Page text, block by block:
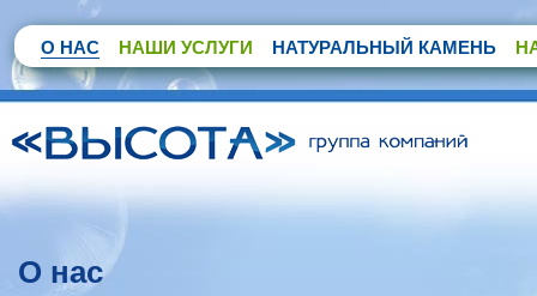
О НАС НАШИ УСЛУГИ НАТУРАЛЬНЫЙ КАМЕНЬ
О нас